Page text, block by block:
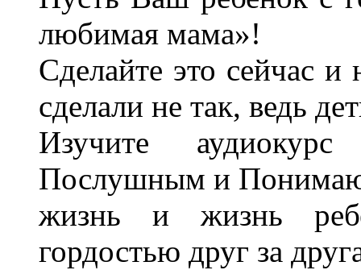
любимая мама»!
Сделайте это сейчас и
сделали не так, ведь
Изучите
Послушным и
жизнь и жизнь
гордостью друг за